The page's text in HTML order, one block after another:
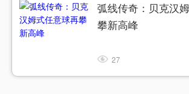
弧线传奇：贝克汉
攀新高峰
27